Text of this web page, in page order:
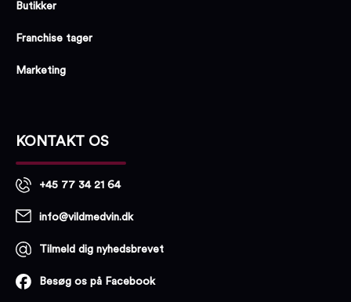
Butikker
Franchise tager
Marketing
KONTAKT OS
+45 77 34 21 64
info@vildmedvin.dk
Tilmeld dig nyhedsbrevet
Besøg os på Facebook